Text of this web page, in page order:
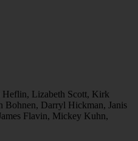
Heflin, Lizabeth Scott, Kirk
Bohnen, Darryl Hickman, Janis
Flavin, Mickey Kuhn,